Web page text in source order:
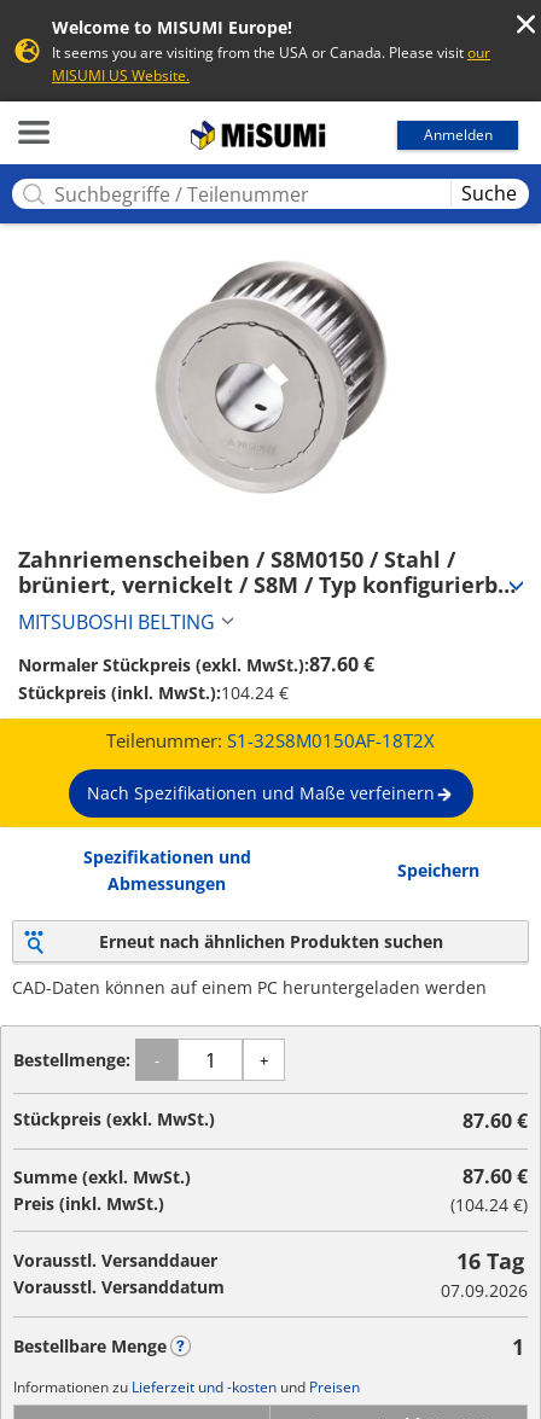
Welcome to MISUMI Europe!
It seems you are visiting from the USA or Canada. Please visitour
MISUMI US Website.
Anmelden
Suche
Zahnriemenscheiben / S8M0150 / Stahl /
brüniert, vernickelt / S8M / Typ konfigurierbar
/ Bordscheibe wählbar / konfigurierbar (S1-
32S8M0150AF-18T2X)
MITSUBOSHI BELTING
Normaler Stückpreis (exkl. MwSt.):87.60 €
Stückpreis (inkl. MwSt.):104.24 €
Teilenummer: S1-32S8M0150AF-18T2X
Nach Spezifikationen und Maße verfeinern
Spezifikationen und
Abmessungen
Speichern
Erneut nach ähnlichen Produkten suchen
CAD-Daten können auf einem PC heruntergeladen werden
Bestellmenge: - +
Stückpreis (exkl. MwSt.) 87.60 €
Summe (exkl. MwSt.)
Preis (inkl. MwSt.)
87.60 €
(104.24 €)
Vorausstl. Versanddauer
Vorausstl. Versanddatum
16 Tag
07.09.2026
Bestellbare Menge 1
Informationen zu Lieferzeit und -kosten und Preisen